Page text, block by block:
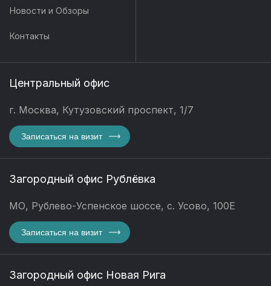
Новости и Обзоры
Контакты
Центральный офис
г. Москва, Кутузовский проспект, 1/7
Записаться на визит
Загородный офис Рублёвка
МО, Рублево-Успенское шоссе, с. Усово, 100Е
Записаться на визит
Загородный офис Новая Рига